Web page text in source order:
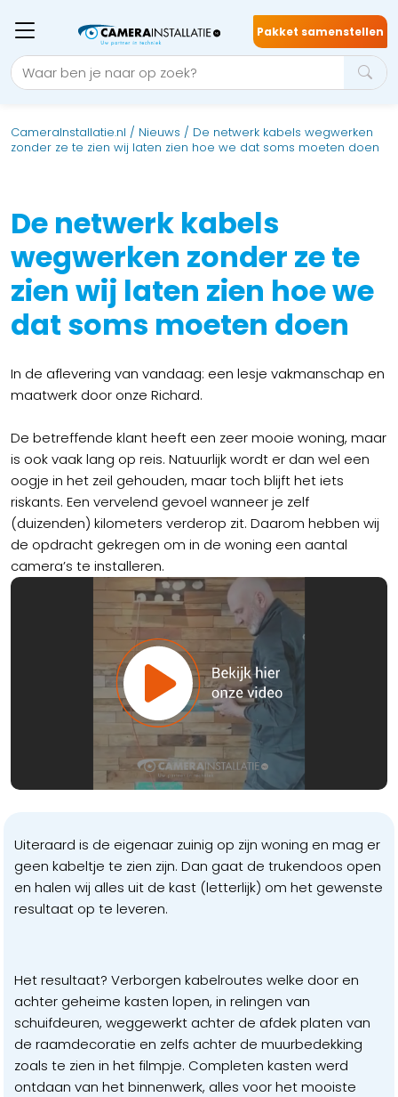
Pakket samenstellen
CameraInstallatie.nl / Nieuws / De netwerk kabels wegwerken
zonder ze te zien wij laten zien hoe we dat soms moeten doen
De netwerk kabels
wegwerken zonder ze te
zien wij laten zien hoe we
dat soms moeten doen
In de aflevering van vandaag: een lesje vakmanschap en
maatwerk door onze Richard.
De betreffende klant heeft een zeer mooie woning, maar
is ook vaak lang op reis. Natuurlijk wordt er dan wel een
oogje in het zeil gehouden, maar toch blijft het iets
riskants. Een vervelend gevoel wanneer je zelf
(duizenden) kilometers verderop zit. Daarom hebben wij
de opdracht gekregen om in de woning een aantal
camera’s te installeren.
Uiteraard is de eigenaar zuinig op zijn woning en mag er
geen kabeltje te zien zijn. Dan gaat de trukendoos open
en halen wij alles uit de kast (letterlijk) om het gewenste
resultaat op te leveren.
Het resultaat? Verborgen kabelroutes welke door en
achter geheime kasten lopen, in relingen van
schuifdeuren, weggewerkt achter de afdek platen van
de raamdecoratie en zelfs achter de muurbedekking
zoals te zien in het filmpje. Completen kasten werd
ontdaan van het binnenwerk, alles voor het mooiste